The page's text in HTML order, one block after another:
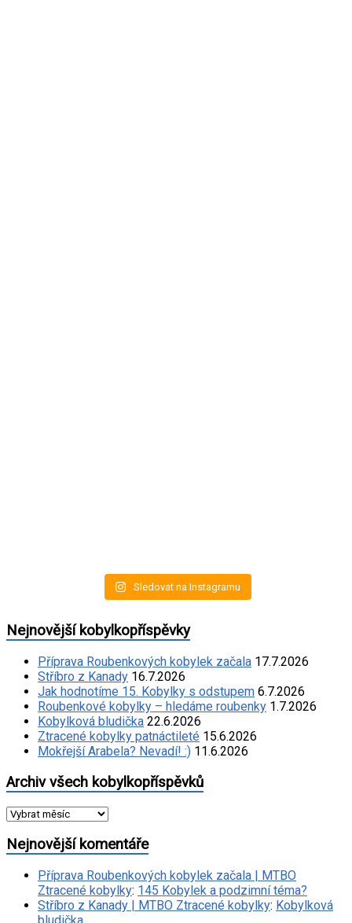
Sledovat na Instagramu
Nejnovější kobylkopříspěvky
Příprava Roubenkových kobylek začala 17.7.2026
Stříbro z Kanady 16.7.2026
Jak hodnotíme 15. Kobylky s odstupem 6.7.2026
Roubenkové kobylky – hledáme roubenky 1.7.2026
Kobylková bludička 22.6.2026
Ztracené kobylky patnáctileté 15.6.2026
Mokřejší Arabela? Nevadí! :) 11.6.2026
Archiv všech kobylkopříspěvků
Archiv
kobylkopříspěvků
Nejnovější komentáře
Příprava Roubenkových kobylek začala | MTBO
Ztracené kobylky: 145 Kobylek a podzimní téma?
Stříbro z Kanady | MTBO Ztracené kobylky: Kobylková